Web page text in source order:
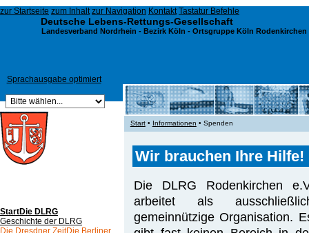
zur Startseite zum Inhalt zur Navigation Kontakt Tastatur Befehle
Deutsche Lebens-Rettungs-Gesellschaft
Landesverband Nordrhein - Bezirk Köln - Ortsgruppe Köln Rodenkirchen
Sprachausgabe optimiert
StartDie DLRG
Geschichte der DLRG
Die Dresdner ZeitDie Berliner
Start• Informationen • Spenden
Wir brauchen Ihre Hilfe!
Die DLRG Rodenkirchen
arbeitet als
gemeinnützige Organisation.